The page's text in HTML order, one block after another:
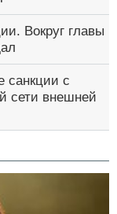
Вокруг главы
санкции с
сети внешней